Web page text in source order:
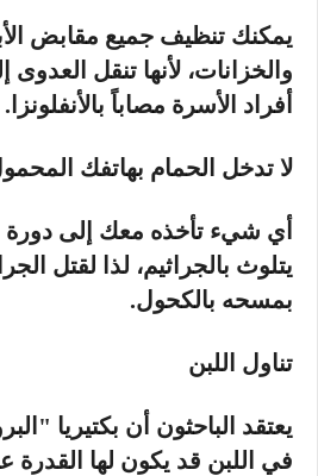
يمكنك تنظيف جميع مقابض
والخزانات، لأنها تنقل العدوى
أفراد الأسرة مصاباً بالأنفلونزا.
لا تدخل الحمام بهاتفك
أي شيء تأخذه معك إلى دورة
يتلوث بالجراثيم، لذا لقتل
بمسحه بالكحول.
تناول اللبن
يعتقد الباحثون أن بكتيريا
في اللبن قد يكون لها القدرة